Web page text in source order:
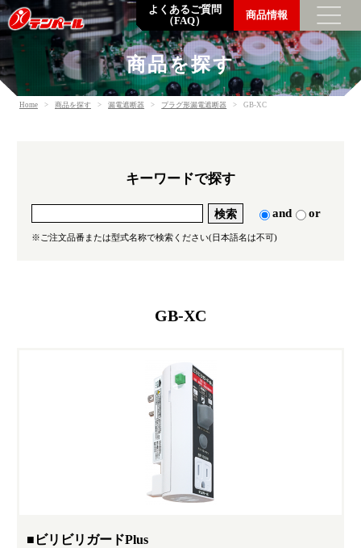
トップメッセージ
企業情報
環境の取り組み
調達方針
一般事業主行動計画
YouTube テンパールチャンネル
カタログ・ソフトダウンロード
よくあるご質問
（FAQ）
商品情報
商品を探す
Home 商品を探す 漏電遮断器 プラグ形漏電遮断器 GB-XC
キーワードで探す
and or
※ご注文品番または型式名称で検索ください(日本語名は不可)
GB-XC
■ビリビリガードPlus